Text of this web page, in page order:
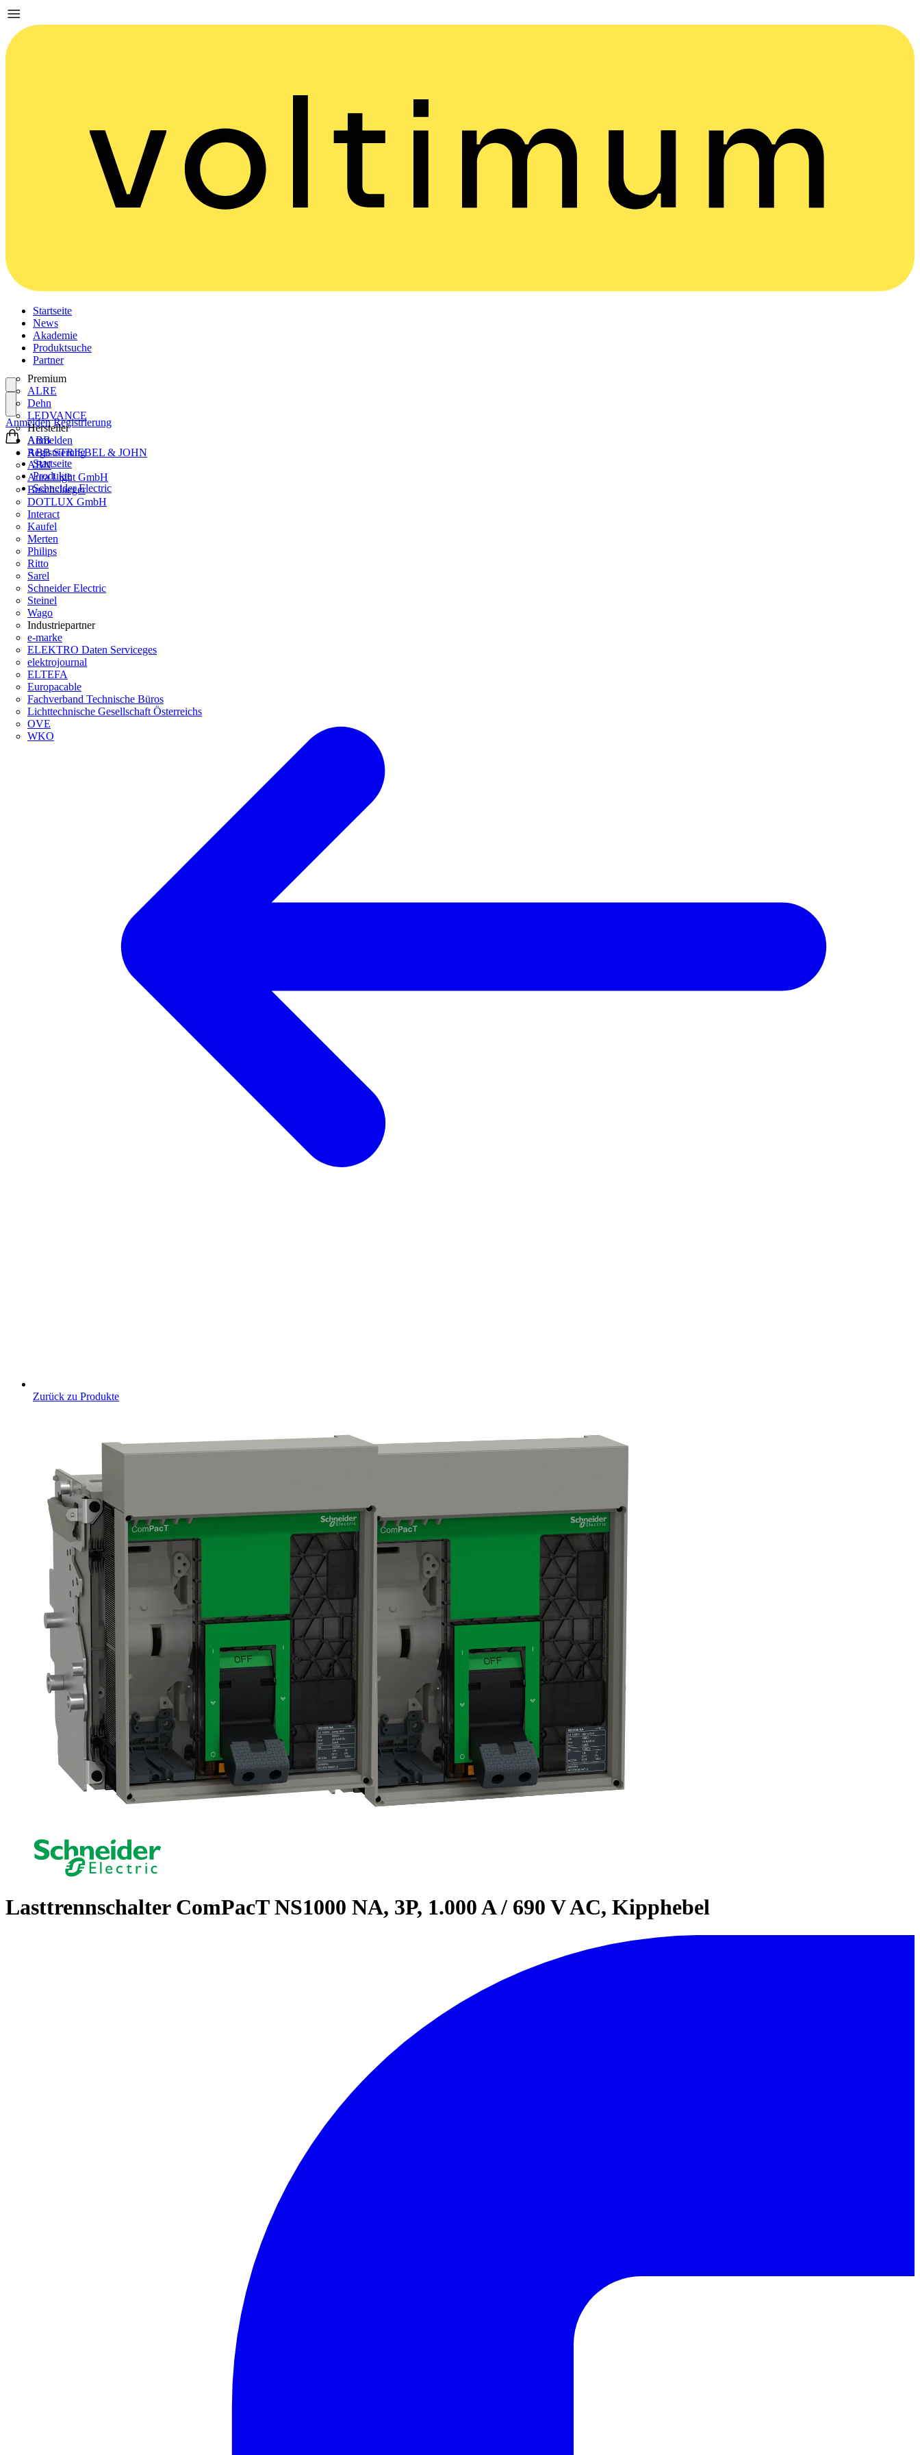
Startseite
News
Akademie
Produktsuche
Partner
Premium
ALRE
Dehn
LEDVANCE
Hersteller
ABB
ABB STRIEBEL & JOHN
ABN
Aura Light GmbH
Busch-Jaeger
DOTLUX GmbH
Interact
Kaufel
Merten
Philips
Ritto
Sarel
Schneider Electric
Steinel
Wago
Industriepartner
e-marke
ELEKTRO Daten Serviceges
elektrojournal
ELTEFA
Europacable
Fachverband Technische Büros
Lichttechnische Gesellschaft Österreichs
OVE
WKO
Anmelden
Registrierung
Anmelden Registrierung
Startseite
Produkte
Schneider Electric
Zurück zu Produkte
Lasttrennschalter ComPacT NS1000 NA, 3P, 1.000 A / 690 V AC, Kipphebel